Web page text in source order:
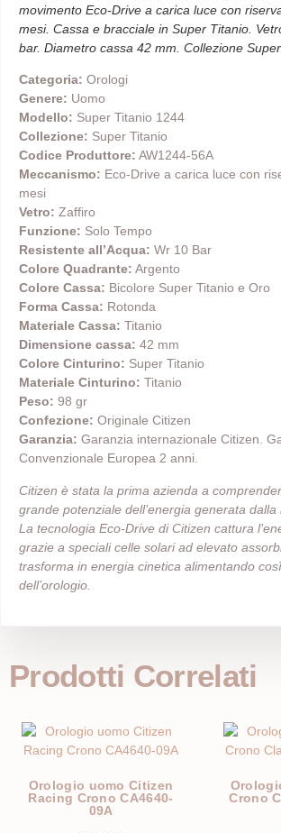
movimento Eco-Drive a carica luce con
mesi. Cassa e bracciale in Super Titanio.
bar. Diametro cassa 42 mm. Collezione
Categoria: Orologi
Genere: Uomo
Modello: Super Titanio 1244
Collezione: Super Titanio
Codice Produttore: AW1244-56A
Meccanismo: Eco-Drive a carica luce con
mesi
Vetro: Zaffiro
Funzione: Solo Tempo
Resistente all’Acqua: Wr 10 Bar
Colore Quadrante: Argento
Colore Cassa: Bicolore Super Titanio e Oro
Forma Cassa: Rotonda
Materiale Cassa: Titanio
Dimensione cassa: 42 mm
Colore Cinturino: Super Titanio
Materiale Cinturino: Titanio
Peso: 98 gr
Confezione: Originale Citizen
Garanzia: Garanzia internazionale Citizen.
Convenzionale Europea 2 anni.
Citizen è stata la prima azienda a
grande potenziale dell’energia generata dalla
La tecnologia Eco-Drive di Citizen cattura
grazie a speciali celle solari ad elevato
trasforma in energia cinetica alimentando
dell’orologio.
Prodotti Correlati
Orologio uomo Citizen
Racing Crono CA4640-
09A
Crono